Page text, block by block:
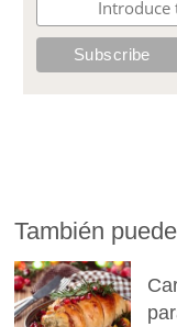
También